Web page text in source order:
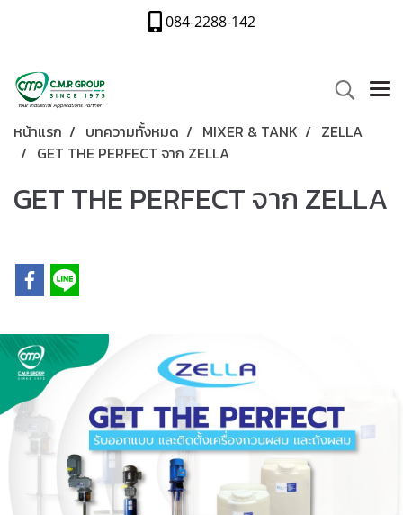
084-2288-142
หน้าแรก บทความทั้งหมด MIXER & TANK
ZELLA
GET THE PERFECT จาก ZELLA
GET THE PERFECT จาก ZELLA